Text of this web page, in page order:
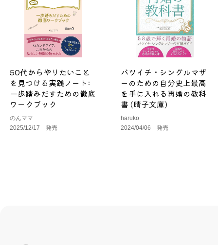
50代からやりたいこと
を見つける実践ノート:
一歩踏みだすための徹底
ワークブック
のんママ
2025/12/17 発売
バツイチ・シングルマザ
ーのための自分史上最高
を手に入れる再婚の教科
書 (晴子文庫)
haruko
2024/04/06 発売